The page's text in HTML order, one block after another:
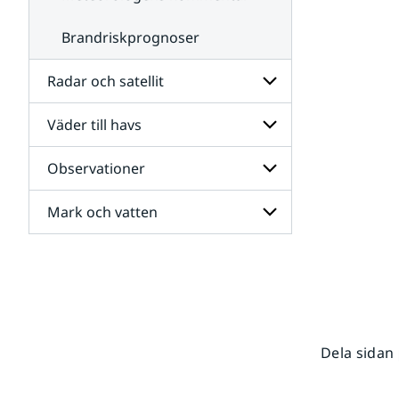
Brandriskprognoser
Radar och satellit
Undersidor
för
Radar
och
satellit
Väder till havs
Undersidor
för
Väder
till
havs
Observationer
Undersidor
för
Mark och vatten
Dela sidan